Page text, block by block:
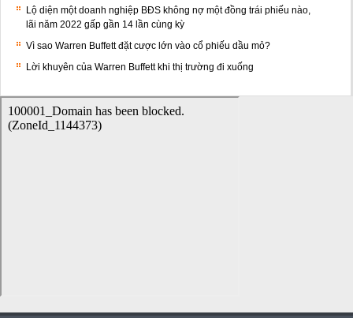
Lộ diện một doanh nghiệp BĐS không nợ một đồng trái phiếu nào,
lãi năm 2022 gấp gần 14 lần cùng kỳ
Vì sao Warren Buffett đặt cược lớn vào cổ phiếu dầu mỏ?
Lời khuyên của Warren Buffett khi thị trường đi xuống